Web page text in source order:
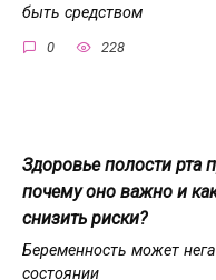
быть средством
0 228
Здоровье полости рта
почему оно важно и
снизить риски?
Беременность может
состоянии